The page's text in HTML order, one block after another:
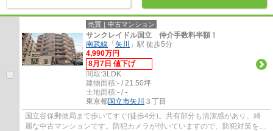
売買｜中古マンション
サンクレイドル国立 仲介手数料半額！
南武線 「 矢川
」駅 徒歩5分
4,990万円
8月7日 値下げ
間取:3LDK
建物面積:- / 21.50坪
土地面積:- / -
東京都国立市矢川 ３丁目
国立谷保郵便局まで歩いてすぐ(徒歩4分)。共有部分も清潔感があり、綺
麗な中古マンションです。防犯カメラが付いていますので、防犯対策を気